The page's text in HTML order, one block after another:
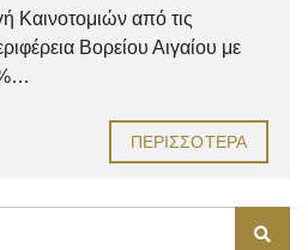
Καινοτομιών από τις
Βορείου Αιγαίου με
ΠΕΡΙΣΣΌΤΕΡΑ